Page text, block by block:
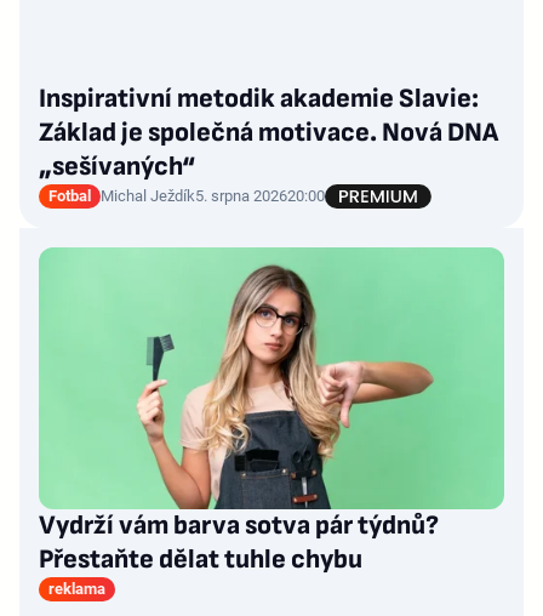
Inspirativní metodik akademie Slavie:
Základ je společná motivace. Nová DNA
„sešívaných“
Fotbal Michal Ježdík5. srpna 202620:00
Vydrží vám barva sotva pár týdnů?
Přestaňte dělat tuhle chybu
reklama